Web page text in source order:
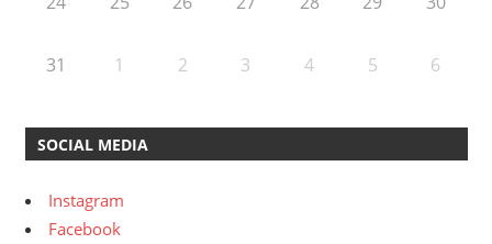
31 1 2 3 4 5 6
SOCIAL MEDIA
Instagram
Facebook